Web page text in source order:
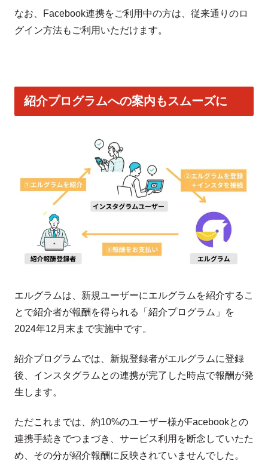
なお、Facebook連携をご利用中の方は、従来通りのロ
グイン方法もご利用いただけます。
紹介プログラムへの案内もスムーズに
エルグラムは、新規ユーザーにエルグラムを紹介するこ
とで紹介者が報酬を得られる「紹介プログラム」を
2024年12月末まで実施中です。
紹介プログラムでは、新規登録者がエルグラムに登録
後、インスタグラムとの連携が完了した時点で報酬が発
生します。
ただこれまでは、約10%のユーザー様がFacebookとの
連携手続きでつまづき、サービス利用を断念していたた
め、その分が紹介報酬に反映されていませんでした。